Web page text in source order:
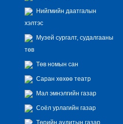
Нийгмийн даатгалын
хэлтэс
Музей сургалт, судалгааны
төв
Төв номын сан
Саран хөхөө театр
Мал эмнэлгийн газар
Соёл урлагийн газар
Төрийн аудитын газар